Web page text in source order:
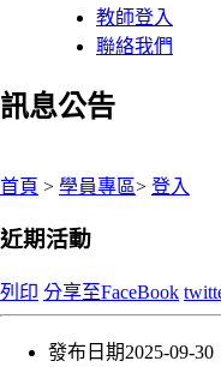
教師登入
聯絡我們
訊息公告
首頁 > 學員專區> 登入
近期活動
列印 分享至FaceBook
發布日期2025-09-30